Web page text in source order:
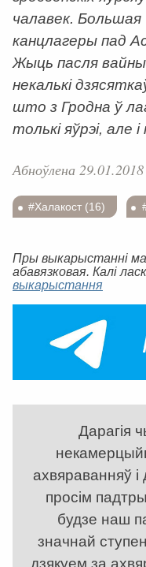
чалавек. Большая
канцлагеры пад
Жыць пасля вайны
некалькі
што з Гродна ў
толькі яўрэі, але
Абноўлена
#Халакост (16)
Пры выкарыстанні
абавязковая. Калі
выкарыстання
Дарагія
ахвяраванняў
просім
будзе наш
значнай
дзякуем за